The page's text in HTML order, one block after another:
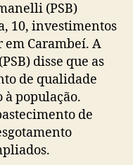
(PSB)
10, investimentos
em Carambeí. A
disse que as
de qualidade
à população.
de